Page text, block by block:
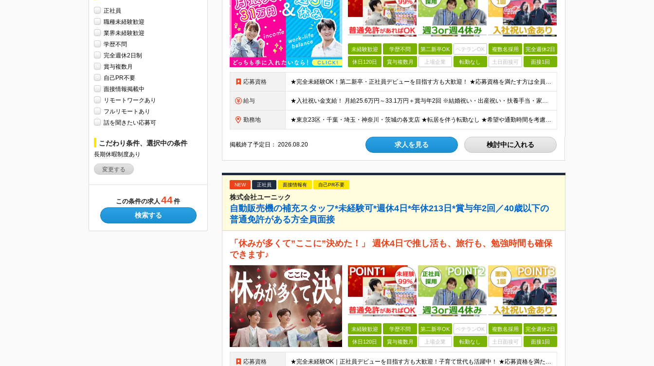
正社員
職種未経験歓迎
業界未経験歓迎
学歴不問
完全週休2日制
賞与複数月
自己PR不要
面接情報掲載中
リモートワークあり
フルリモートあり
話を聞きたい応募可
こだわり条件、選択中の条件
長期休暇制度あり
変更する
この条件の求人 44件
検索する
未経験歓迎 学歴不問 第二新卒OK ベテランOK 複数名採用 完全週休2日
休日120日 賞与複数月 上場企業 転勤なし 土日面接可 面接1回
応募資格 ★完全未経験OK！第二新卒・正社員デビューを目指す方も大歓迎！ ★応募資格を満たす方は全員面接いたします！（面接1回） ■学歴不問 ■普通免許をお持ちの方（AT限定可） ■34歳以下の方（若年層の長
給与 ★入社祝い金支給！ 月給25.6万円～33.1万円＋賞与年2回 ※結婚祝い・出産祝い・扶養手当・家族手当・退職金制度など福利厚生も充実しています！ ※研修期間2ヶ月：月給額から-1.6万円の支給に
勤務地 ★東京23区・千葉・埼玉・神奈川・茨城の各支店 ★転居を伴う転勤なし ★希望や通勤時間を考慮して決定します ★U・Iターン歓迎！ ▼東京都 ・板橋支店 東京都板橋区東坂下 ・新砂支店 東京都江東区
掲載終了予定日：2026.08.20 求人を見る 検討中に入れる
NEW 正社員 面接情報有 自己PR不要
株式会社ユーニック
自動販売機の補充スタッフ*未経験可*週休4日*年休213日*賞与年2回／40歳以下の
普通免許がある方全員面接
「休みが多くて”ここに”決めた！」 週休4日で推し活も、旅行も、勉強時間も確保
できます♪
未経験歓迎 学歴不問 第二新卒OK ベテランOK 複数名採用 完全週休2日
休日120日 賞与複数月 上場企業 転勤なし 土日面接可 面接1回
応募資格 ★完全未経験OK｜正社員デビューを目指す方も大歓迎！子育て世代も活躍中！ ★応募資格を満たす方は全員面接いたします！（面接1回） ■学歴不問 ■普通免許をお持ちの方（AT限定可） ■40歳以下の方（